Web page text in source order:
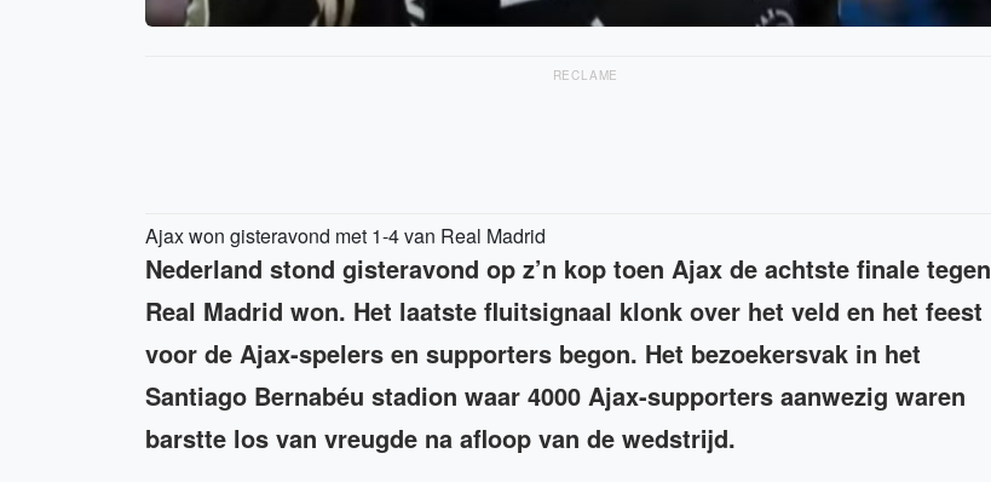
RECLAME
Ajax won gisteravond met 1-4 van Real Madrid
Nederland stond gisteravond op z’n kop toen Ajax de achtste finale tegen
Real Madrid won. Het laatste fluitsignaal klonk over het veld en het feest
voor de Ajax-spelers en supporters begon. Het bezoekersvak in het
Santiago Bernabéu stadion waar 4000 Ajax-supporters aanwezig waren
barstte los van vreugde na afloop van de wedstrijd.